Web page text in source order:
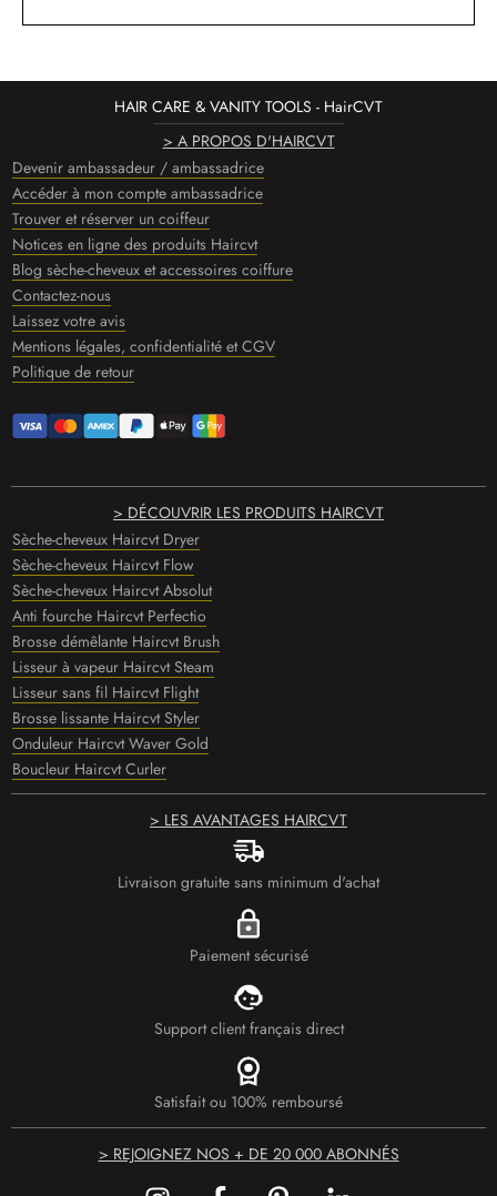
HAIR CARE & VANITY TOOLS - HairCVT
> A PROPOS D'HAIRCVT
Devenir ambassadeur / ambassadrice
Accéder à mon compte ambassadrice
Trouver et réserver un coiffeur
Notices en ligne des produits Haircvt
Blog sèche-cheveux et accessoires coiffure
Contactez-nous
Laissez votre avis
Mentions légales, confidentialité et CGV
Politique de retour
> DÉCOUVRIR LES PRODUITS HAIRCVT
Sèche-cheveux Haircvt Dryer
Sèche-cheveux Haircvt Flow
Sèche-cheveux Haircvt Absolut
Anti fourche Haircvt Perfectio
Brosse démêlante Haircvt Brush
Lisseur à vapeur Haircvt Steam
Lisseur sans fil Haircvt Flight
Brosse lissante Haircvt Styler
Onduleur Haircvt Waver Gold
Boucleur Haircvt Curler
> LES AVANTAGES HAIRCVT
Livraison gratuite sans minimum d'achat
Paiement sécurisé
Support client français direct
Satisfait ou 100% remboursé
> REJOIGNEZ NOS + DE 20 000 ABONNÉS